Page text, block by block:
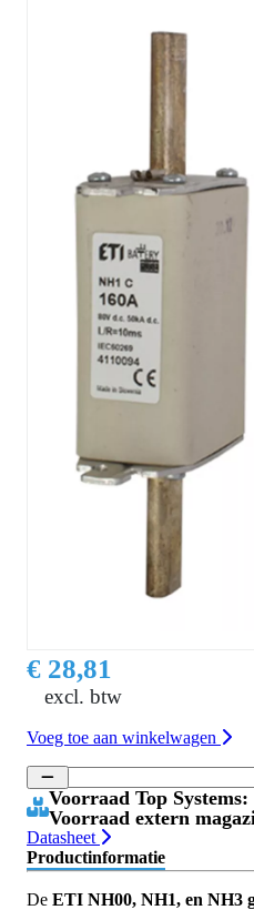
€ 28,81
excl. btw
Voeg toe aan winkelwagen
Voorraad Top Systems:
Voorraad extern
Datasheet
Productinformatie
De ETI NH00, NH1, en NH3